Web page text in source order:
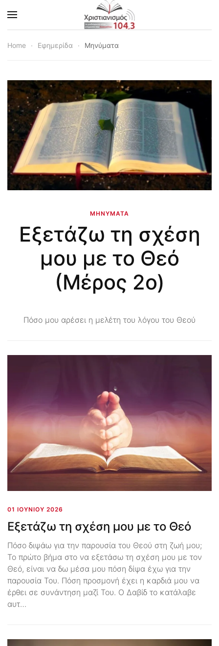
Skip to main content
Home Εφημερίδα Μηνύματα
ΜΗΝΎΜΑΤΑ
Εξετάζω τη σχέση
μου με το Θεό
(Μέρος 2ο)
Πόσο μου αρέσει η μελέτη του λόγου του Θεού
01 ΙΟΥΝΊΟΥ 2026
Εξετάζω τη σχέση μου με το Θεό
Πόσο διψάω για την παρουσία του Θεού στη ζωή μου;
Το πρώτο βήμα στο να εξετάσω τη σχέση μου με τον
Θεό, είναι να δω μέσα μου πόση δίψα έχω για την
παρουσία Του. Πόση προσμονή έχει η καρδιά μου να
έρθει σε συνάντηση μαζί Του. Ο Δαβίδ το κατάλαβε
αυτ…